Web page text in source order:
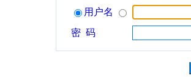
用户名
密 码